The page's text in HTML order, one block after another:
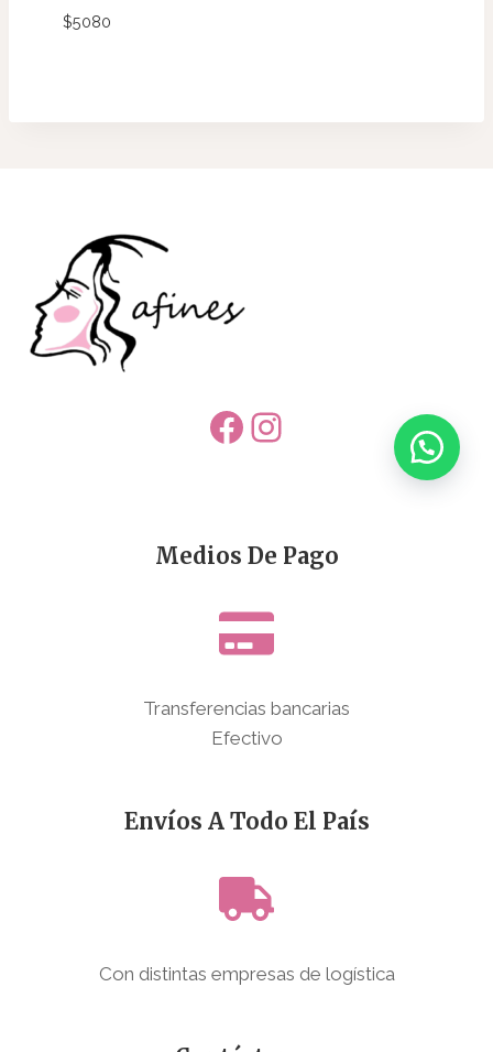
$5080
Facebook
Instagram
Medios De Pago
Transferencias bancarias
Efectivo
Envíos A Todo El País
Con distintas empresas de logística